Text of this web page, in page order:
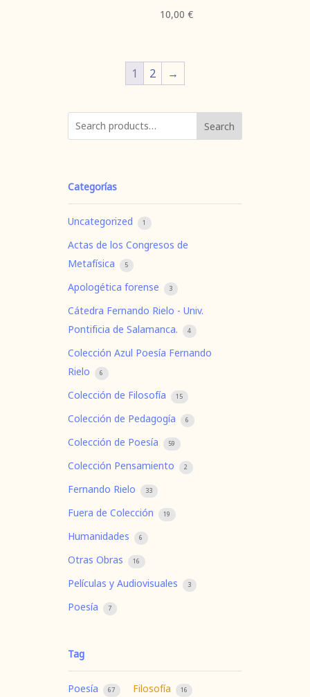
10,00 €
1 2 →
Search
Categorías
Uncategorized 1
Actas de los Congresos de
Metafísica
5
Apologética forense 3
Cátedra Fernando Rielo - Univ.
Pontificia de Salamanca.
4
Colección Azul Poesía Fernando
Rielo
6
Colección de Filosofía 15
Colección de Pedagogía 6
Colección de Poesía 59
Colección Pensamiento 2
Fernando Rielo 33
Fuera de Colección 19
Humanidades 6
Otras Obras 16
Películas y Audiovisuales 3
Poesía 7
Tag
Poesía 67 Filosofía 16